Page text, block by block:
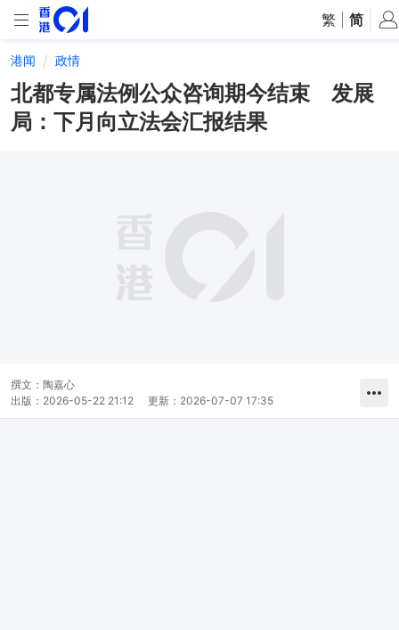
繁 简
港闻 政情
北都专属法例公众咨询期今结束 发展
局：下月向立法会汇报结果
撰文： 陶嘉心
出版： 2026-05-22 21:12 更新： 2026-07-07 17:35